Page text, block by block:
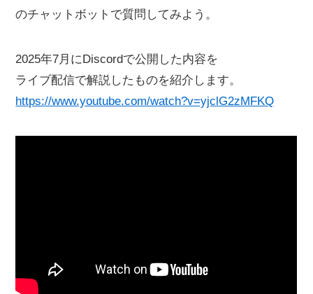
のチャットボットで質問してみよう。
2025年7月にDiscordで公開した内容を
ライブ配信で解説したものを紹介します。
https://www.youtube.com/watch?v=yjclG2zMFKQ